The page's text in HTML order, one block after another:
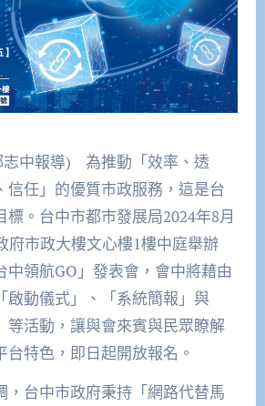
志中報導) 為推動「效率、透
信任」的優質市政服務，這是台
標。台中市都市發展局2024年8月
府市政大樓文心樓1樓中庭舉辦
中領航GO」發表會，會中將藉由
啟動儀式」、「系統簡報」與
等活動，讓與會來賓與民眾瞭解
台特色，即日起開放報名。
，台中市政府秉持「網路代替馬